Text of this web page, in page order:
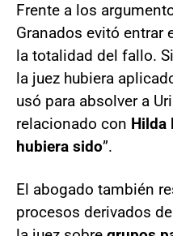
Frente a los
Granados evitó entrar
la totalidad del fallo.
la juez hubiera
usó para absolver a
relacionado con Hilda
hubiera sido”.
El abogado también
procesos derivados